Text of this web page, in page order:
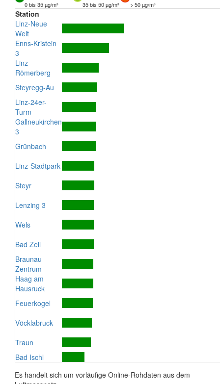
0 bis 35 µg/m³
35 bis 50 µg/m³ > 50 µg/m³
Station
Linz-Neue
Welt
Enns-Kristein
3
Linz-
Römerberg
Steyregg-Au
Linz-24er-
Turm
Gallneukirchen
3
Grünbach
Linz-Stadtpark
Steyr
Lenzing 3
Wels
Bad Zell
Braunau
Zentrum
Haag am
Hausruck
Feuerkogel
Vöcklabruck
Traun
Bad Ischl
Es handelt sich um vorläufige Online-Rohdaten aus dem